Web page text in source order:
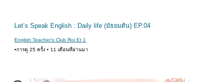
Let’s Speak English : Daily life (มัธยมต้น) EP.04
English Teacher's Club Roi Et 1
•การดู 25 ครั้ง • 11 เดือนที่ผ่านมา